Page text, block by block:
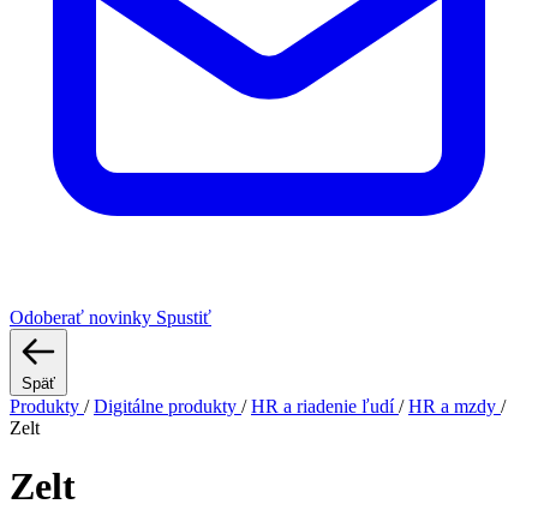
Odoberať novinky Spustiť
Späť
Produkty / Digitálne produkty / HR a riadenie ľudí/ HR a mzdy /
Zelt
Zelt